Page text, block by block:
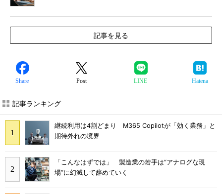
記事を見る
Share Post LINE Hatena
記事ランキング
継続利用は4割どまり M365 Copilotが「効く業務」と
期待外れの境界
「こんなはずでは」 製造業の若手は“アナログな現
場”に幻滅して辞めていく